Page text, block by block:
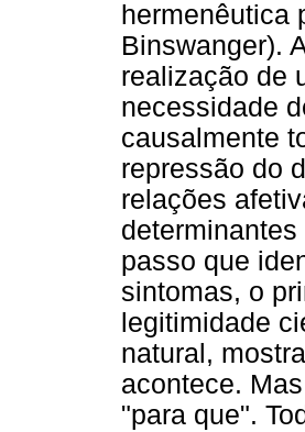
hermenêutica
Binswanger).
realização de
necessidade
causalmente
repressão do
relações
passo que
sintomas, o
legitimidade
natural,
acontece.
"para que".